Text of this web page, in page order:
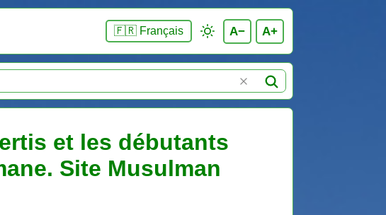
🇫🇷 Français A− A+
et les débutants
Site Musulman